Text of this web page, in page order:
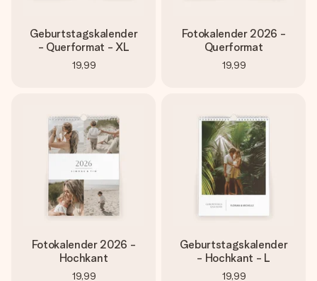
Geburtstagskalender
- Querformat - XL
19,99
Fotokalender 2026 -
Querformat
19,99
Fotokalender 2026 -
Hochkant
19,99
Geburtstagskalender
- Hochkant - L
19,99